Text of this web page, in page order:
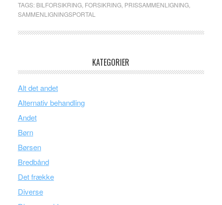
TAGS: BILFORSIKRING, FORSIKRING, PRISSAMMENLIGNING,
SAMMENLIGNINGSPORTAL
KATEGORIER
Alt det andet
Alternativ behandling
Andet
Børn
Børsen
Bredbånd
Det frække
Diverse